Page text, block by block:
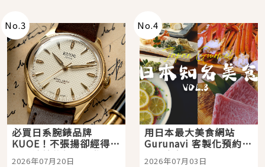
No.3
必買日系腕錶品牌
KUOE！不張揚卻經得起
時間洗鍊的經典之作五
2026年07月20日
No.4
用日本最大美食網站
Gurunavi 客製化預約九
大都市餐廳，打造專屬
2026年07月03日